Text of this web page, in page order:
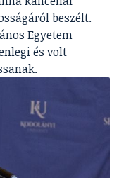
beszélt.
Egyetem
és volt